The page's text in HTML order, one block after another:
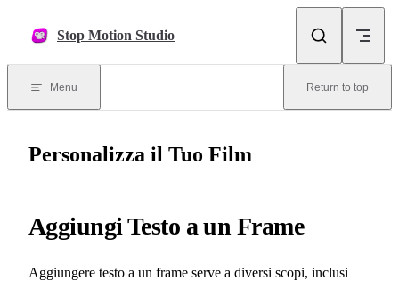
Stop Motion Studio
Menu Return to top
Personalizza il Tuo Film
Aggiungi Testo a un Frame
Aggiungere testo a un frame serve a diversi scopi, inclusi